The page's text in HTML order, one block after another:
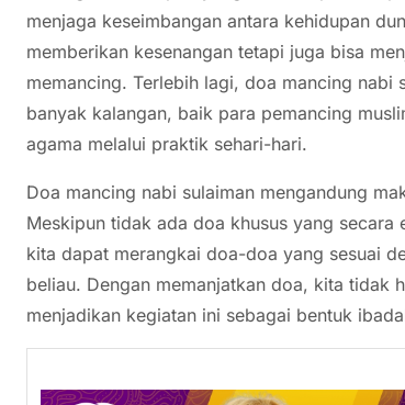
menjaga keseimbangan antara kehidupan
memberikan kesenangan tetapi juga bisa
memancing. Terlebih lagi, doa mancing
banyak kalangan, baik para pemancing
agama melalui praktik sehari-hari.
Doa mancing nabi sulaiman mengandung
Meskipun tidak ada doa khusus yang
kita dapat merangkai doa-doa yang sesuai
beliau. Dengan memanjatkan doa, kita tidak
menjadikan kegiatan ini sebagai bentuk